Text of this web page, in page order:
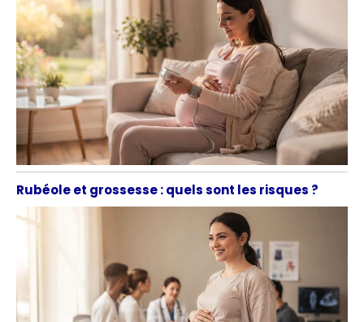
Rubéole et grossesse : quels sont les risques ?